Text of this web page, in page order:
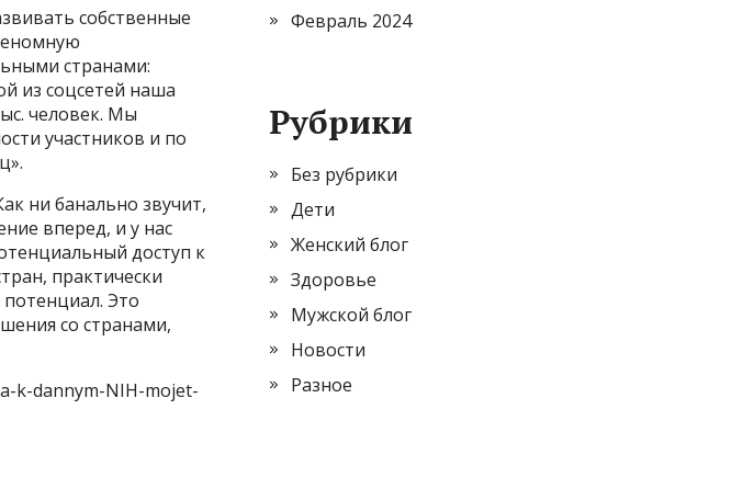
собственные
странами:
из соцсетей наша
человек. Мы
участников и по
ни банально звучит,
вперед, и у нас
доступ к
практически
Это
со странами,
k-dannym-NIH-mojet-
Февраль 2024
Рубрики
Без рубрики
Дети
Женский блог
Здоровье
Мужской блог
Новости
Разное